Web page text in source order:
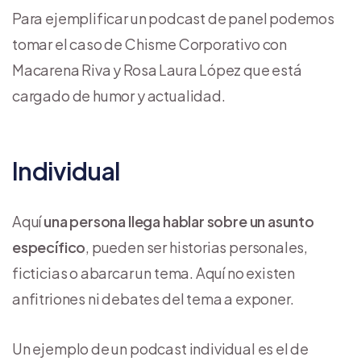
Para ejemplificar un podcast de panel podemos
tomar el caso de Chisme Corporativo con
Macarena Riva y Rosa Laura López que está
cargado de humor y actualidad.
Individual
Aquíuna persona llega hablar sobre un asunto
específico, pueden ser historias personales,
ficticias o abarcar un tema. Aquí no existen
anfitriones ni debates del tema a exponer.
Un ejemplo de un podcast individual es el de